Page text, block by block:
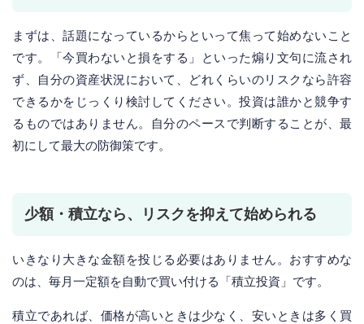
まずは、話題になっているからといって焦って始めないこと
です。「今買わないと損をする」といった煽り文句に流され
ず、自分の資産状況において、どれくらいのリスクなら許容
できるかをじっくり検討してください。投資は誰かと競争す
るものではありません。自分のペースで判断することが、最
初にして最大の防御策です。
少額・積立なら、リスクを抑えて始められる
いきなり大きな金額を投じる必要はありません。おすすめな
のは、毎月一定額を自動で買い付ける「積立投資」です。
積立であれば、価格が高いときは少なく、安いときは多く買